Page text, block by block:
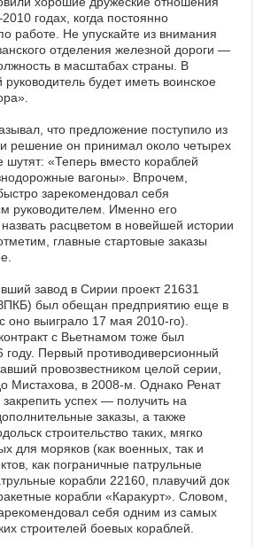
годах, когда постоянно
работе. Не упускайте из внимания
отделения железной дороги —
в масштабах страны. В
будет иметь воинское
что предложение поступило из
решение он принимал около четырех
шутят: «Теперь вместо кораблей
вагоны». Впрочем,
зарекомендовал себя
руководителем. Именно его
расцветом в новейшей истории
главные стартовые заказы
завод в Сирии проект 21631
был обещан предприятию еще в
оно выиграло 17 мая 2010-го).
с Вьетнамом тоже был
Первый противодиверсионный
провозвестником целой серии,
Мистахова, в 2008-м. Однако Ренат
успех — получить на
заказы, а также
строительство таких, мягко
для моряков (как военных, так и
как пограничные патрульные
корабли 22160, плавучий док
корабли «Каракурт». Словом,
себя одним из самых
строителей боевых кораблей.